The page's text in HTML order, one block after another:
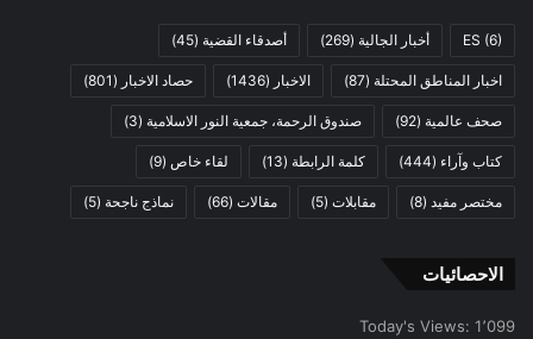
ES (6) أخبار الجالية (269) أصدقاء القضية (45)
اخبار المناطق المحتلة (87) الاخبار (1436) حصاد الاخبار (801)
صحف عالمية (92) صندوق الرحمة، جمعية النور الاسلامية (3)
كتاب وآراء (444) كلمة الرابطة (13) لقاء خاص (9)
مختصر مفيد (8) مقابلات (5) مقالات (66) نماذج ناجحة (5)
الاحصائيات
Today's Views: 1٬099